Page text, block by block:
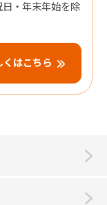
・年末年始を除
くはこちら